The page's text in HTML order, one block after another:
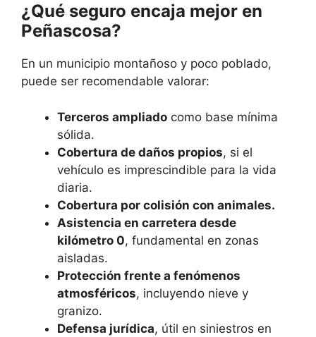
¿Qué seguro encaja mejor en
Peñascosa?
En un municipio montañoso y poco poblado,
puede ser recomendable valorar:
Terceros ampliado como base mínima
sólida.
Cobertura de daños propios, si el
vehículo es imprescindible para la vida
diaria.
Cobertura por colisión con animales.
Asistencia en carretera desde
kilómetro 0, fundamental en zonas
aisladas.
Protección frente a fenómenos
atmosféricos, incluyendo nieve y
granizo.
Defensa jurídica, útil en siniestros en